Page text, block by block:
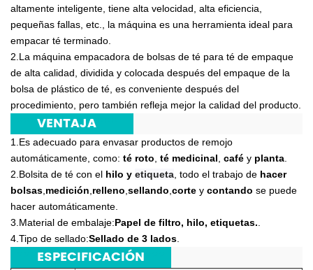
altamente inteligente, tiene alta velocidad, alta eficiencia,
pequeñas fallas, etc., la máquina es una herramienta ideal para
empacar té terminado.
2.La máquina empacadora de bolsas de té para té de empaque
de alta calidad, dividida y colocada después del empaque de la
bolsa de plástico de té, es conveniente después del
procedimiento, pero también refleja mejor la calidad del producto.
VENTAJA
1.Es adecuado para envasar productos de remojo
automáticamente, como: té roto, té medicinal, café y planta.
2.Bolsita de té con el hilo y etiqueta, todo el trabajo de hacer
bolsas,medición,relleno,sellando,corte y contando se puede
hacer automáticamente.
3.Material de embalaje:Papel de filtro, hilo, etiquetas..
4.Tipo de sellado:Sellado de 3 lados.
ESPECIFICACIÓN